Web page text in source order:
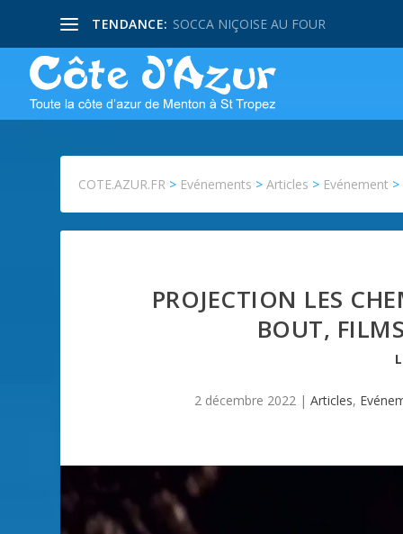
TENDANCE: SOCCA NIÇOISE AU FOUR
COTE.AZUR.FR > Evénements >Articles > Evénement >
PROJECTION LES
BOUT,
2 décembre 2022| Articles,